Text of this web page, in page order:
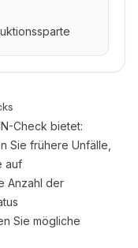
Check bietet:
Sie frühere Unfälle,
auf
Anzahl der
Sie mögliche